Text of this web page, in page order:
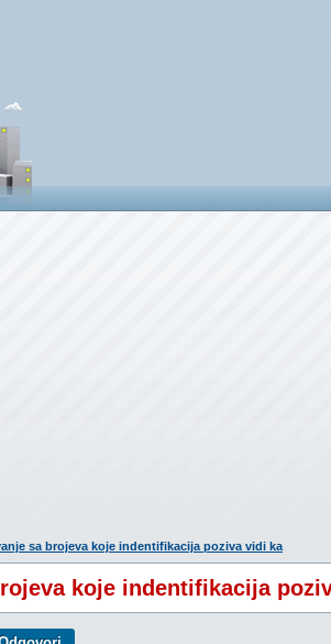
sa brojeva koje indentifikacija poziva vidi ka
koje indentifikacija